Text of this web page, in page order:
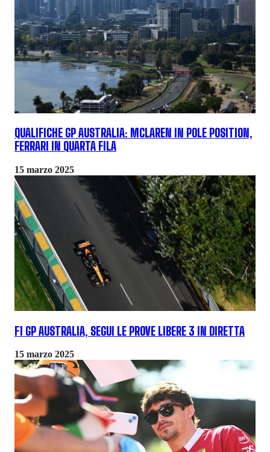
QUALIFICHE GP AUSTRALIA: MCLAREN IN POLE POSITION,
FERRARI IN QUARTA FILA
15 marzo 2025
F1 GP AUSTRALIA, SEGUI LE PROVE LIBERE 3 IN DIRETTA
15 marzo 2025